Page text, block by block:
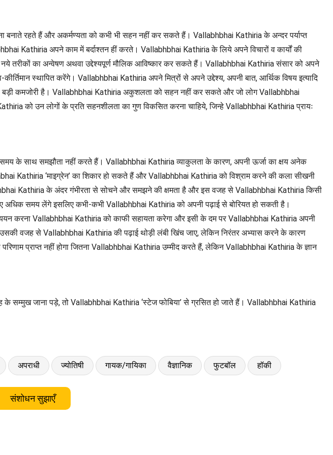
रहते हैं और अकर्मण्यता को कभी भी सहन नहीं कर सकते हैं। Vallabhbhai Kathiria के अन्दर पर्याप्त
Kathiria अपने काम में बर्दाश्तन हीं करते। Vallabhbhai Kathiria के लिये अपने विचारों व कार्यों की
तरीकों का अन्वेषण अथवा उद्देश्यपूर्ण मौलिक आविष्कार कर सकते हैं। Vallabhbhai Kathiria संसार को अपने
स्थापित करेंगे। Vallabhbhai Kathiria अपने मित्रों से अपने उद्देश्य, अपनी बात, आर्थिक विषय इत्यादि
बड़ी कमजोरी है। Vallabhbhai Kathiria अकुशलता को सहन नहीं कर सकते और जो लोग Vallabhbhai
को उन लोगों के प्रति सहनशीलता का गुण विकसित करना चाहिये, जिन्हे Vallabhbhai Kathiria प्रायः
के साथ समझौता नहीं करते हैं। Vallabhbhai Kathiria व्याकुलता के कारण, अपनी ऊर्जा का क्षय अनेक
Kathiria ‘माइग्रेन’ का शिकार हो सकते हैं और Vallabhbhai Kathiria को विश्राम करने की कला सीखनी
Kathiria के अंदर गंभीरता से सोचने और समझने की क्षमता है और इस वजह से Vallabhbhai Kathiria किसी
समय लेंगे इसलिए कभी-कभी Vallabhbhai Kathiria को अपनी पढ़ाई से बोरियत हो सकती है।
करना Vallabhbhai Kathiria को काफी सहायता करेगा और इसी के दम पर Vallabhbhai Kathiria अपनी
वजह से Vallabhbhai Kathiria की पढ़ाई थोड़ी लंबी खिंच जाए, लेकिन निरंतर अभ्यास करने के कारण
प्राप्त नहीं होगा जितना Vallabhbhai Kathiria उम्मीद करते हैं, लेकिन Vallabhbhai Kathiria के ज्ञान
सम्मुख जाना पड़े, तो Vallabhbhai Kathiria ‘स्टेज फोबिया’ से ग्रसित हो जाते हैं। Vallabhbhai Kathiria
अपराधी ज्योतिषी गायक/गायिका वैज्ञानिक फुटबॉल हॉकी
संशोधन सुझाएँ